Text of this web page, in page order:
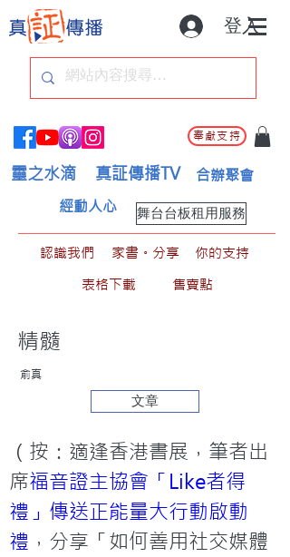
登入
奉獻支持
靈之水滴 真証傳播TV 合辦聚會
舞台台板租用服務
經動人心
認識我們 家書。分享
你的支持
表格下載
售賣點
精髓
俞真
文章
（按：適逢香港書展，筆者出
席福音證主協會「Like者得
禮」傳送正能量大行動啟動
禮 ，分享「如何善用社交媒體